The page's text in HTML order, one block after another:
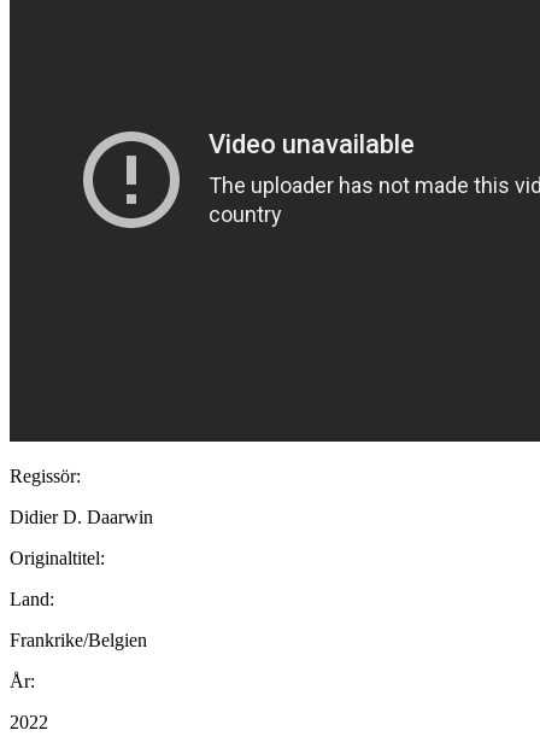
Regissör:
Didier D. Daarwin
Originaltitel:
Land:
Frankrike/Belgien
År:
2022